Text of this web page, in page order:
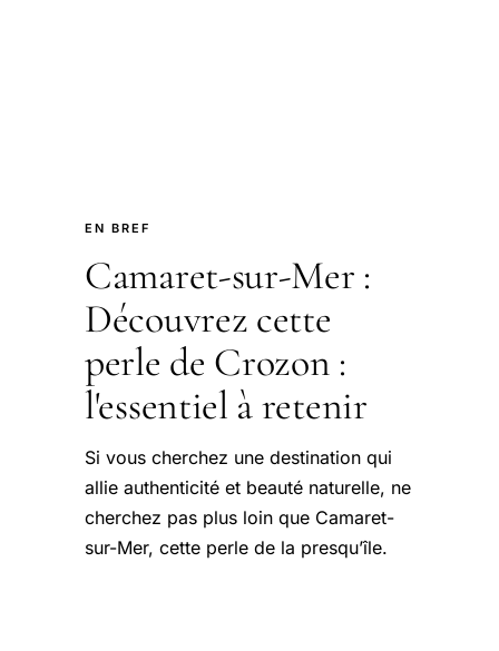
EN BREF
Camaret-sur-Mer :
Découvrez cette
perle de Crozon :
l'essentiel à retenir
Si vous cherchez une destination qui
allie authenticité et beauté naturelle, ne
cherchez pas plus loin que Camaret-
sur-Mer, cette perle de la presqu’île.